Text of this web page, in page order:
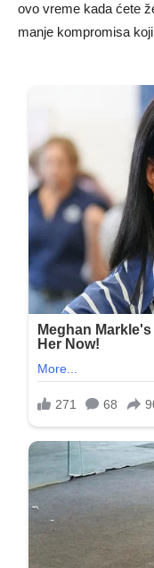
ovo vreme kada ćete
manje kompromisa